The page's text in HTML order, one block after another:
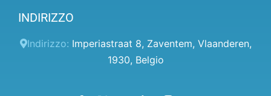
Pannello client
Aiuto
INDIRIZZO
Indirizzo: Imperiastraat 8, Zaventem, Vlaanderen,
1930, Belgio